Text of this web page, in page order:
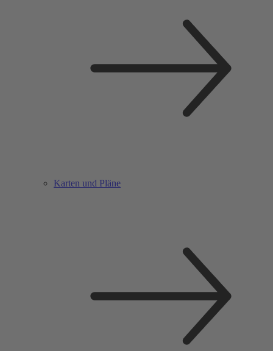
Karten und Pläne